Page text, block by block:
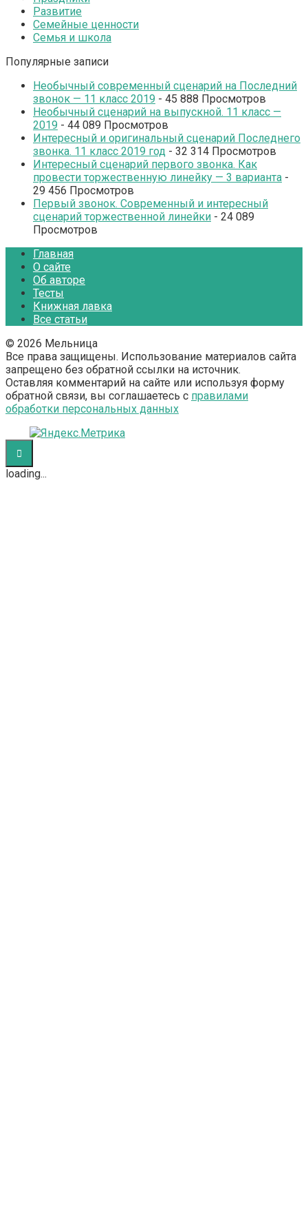
Развитие
Семейные ценности
Семья и школа
Популярные записи
Необычный современный сценарий на Последний
звонок — 11 класс 2019 - 45 888 Просмотров
Необычный сценарий на выпускной. 11 класс —
2019 - 44 089 Просмотров
Интересный и оригинальный сценарий Последнего
звонка. 11 класс 2019 год - 32 314 Просмотров
Интересный сценарий первого звонка. Как
провести торжественную линейку — 3 варианта -
29 456 Просмотров
Первый звонок. Современный и интересный
сценарий торжественной линейки - 24 089
Просмотров
Главная
О сайте
Об авторе
Тесты
Книжная лавка
Все статьи
© 2026 Мельница
Все права защищены. Использование материалов сайта
запрещено без обратной ссылки на источник.
Оставляя комментарий на сайте или используя форму
обратной связи, вы соглашаетесь с правилами
обработки персональных данных
loading...